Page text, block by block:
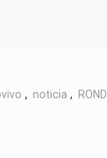
, noticia ,